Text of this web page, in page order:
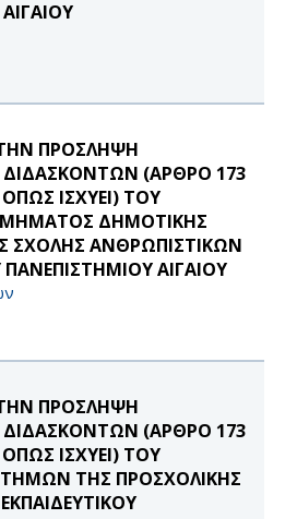
ΠΡΟΣΛΗΨΗ
(ΑΡΘΡΟ 173
ΙΣΧΥΕΙ) ΤΟΥ
ΔΗΜΟΤΙΚΗΣ
ΣΧΟΛΗΣ ΑΝΘΡΩΠΙΣΤΙΚΩΝ
ΑΙΓΑΙΟΥ
ΠΡΟΣΛΗΨΗ
(ΑΡΘΡΟ 173
ΙΣΧΥΕΙ) ΤΟΥ
ΤΗΣ ΠΡΟΣΧΟΛΙΚΗΣ